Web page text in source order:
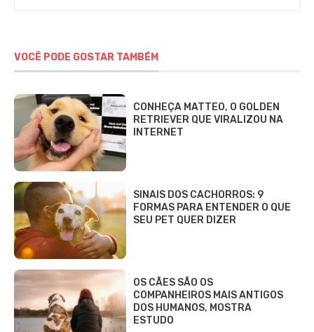
VOCÊ PODE GOSTAR TAMBÉM
CONHEÇA MATTEO, O GOLDEN
RETRIEVER QUE VIRALIZOU NA
INTERNET
SINAIS DOS CACHORROS: 9
FORMAS PARA ENTENDER O QUE
SEU PET QUER DIZER
OS CÃES SÃO OS
COMPANHEIROS MAIS ANTIGOS
DOS HUMANOS, MOSTRA
ESTUDO